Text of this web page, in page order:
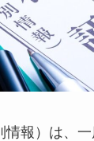
報）は、